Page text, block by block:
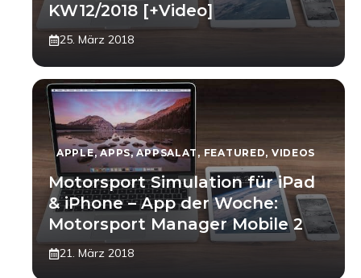
KW12/2018 [+Video]
25. März 2018
APPLE,APPS,APPSALAT,FEATURED,VIDEOS
Motorsport Simulation für iPad
& iPhone – App der Woche:
Motorsport Manager Mobile 2
21. März 2018